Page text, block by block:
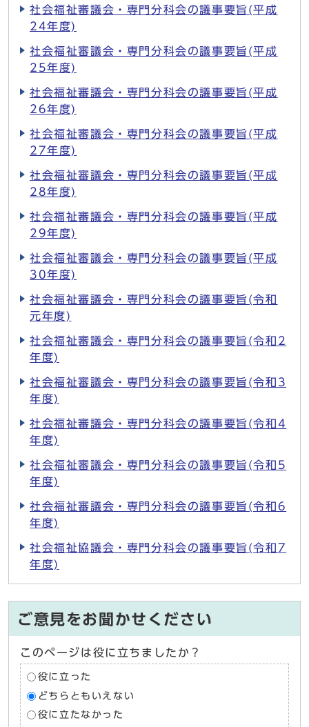
社会福祉審議会・専門分科会の議事要旨(平成
24年度)
社会福祉審議会・専門分科会の議事要旨(平成
25年度)
社会福祉審議会・専門分科会の議事要旨(平成
26年度)
社会福祉審議会・専門分科会の議事要旨(平成
27年度)
社会福祉審議会・専門分科会の議事要旨(平成
28年度)
社会福祉審議会・専門分科会の議事要旨(平成
29年度)
社会福祉審議会・専門分科会の議事要旨(平成
30年度)
社会福祉審議会・専門分科会の議事要旨(令和
元年度)
社会福祉審議会・専門分科会の議事要旨(令和2
年度)
社会福祉審議会・専門分科会の議事要旨(令和3
年度)
社会福祉審議会・専門分科会の議事要旨(令和4
年度)
社会福祉審議会・専門分科会の議事要旨(令和5
年度)
社会福祉審議会・専門分科会の議事要旨(令和6
年度)
社会福祉協議会・専門分科会の議事要旨(令和7
年度)
ご意見をお聞かせください
このページは役に立ちましたか？
役に立った
どちらともいえない
役に立たなかった